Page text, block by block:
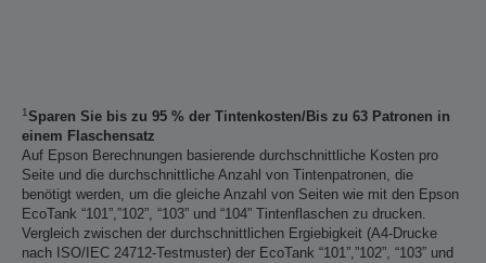
1Sparen Sie bis zu 95 % der Tintenkosten/Bis zu 63 Patronen in
einem Flaschensatz
Auf Epson Berechnungen basierende durchschnittliche Kosten pro
Seite und die durchschnittliche Anzahl von Tintenpatronen, die
benötigt werden, um die gleiche Anzahl von Seiten wie mit den Epson
EcoTank “101”,”102”, “103” und “104” Tintenflaschen zu drucken.
Vergleich zwischen der durchschnittlichen Ergiebigkeit (A4-Drucke
nach ISO/IEC 24712-Testmuster) der EcoTank “101”,”102”, “103” und